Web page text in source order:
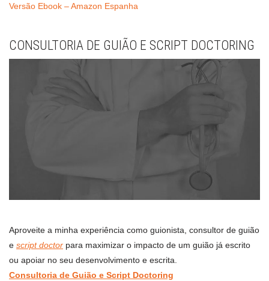
Versão Ebook – Amazon Espanha
CONSULTORIA DE GUIÃO E SCRIPT DOCTORING
Aproveite a minha experiência como guionista, consultor de guião
e script doctor para maximizar o impacto de um guião já escrito
ou apoiar no seu desenvolvimento e escrita.
Consultoria de Guião e Script Doctoring